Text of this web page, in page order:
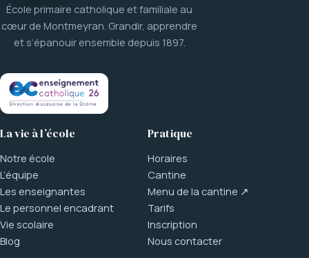
École primaire catholique et familiale au
cœur de Montmeyran. Grandir, apprendre
et s’épanouir ensemble depuis 1897.
La vie à l’école
Notre école
L’équipe
Les enseignantes
Le personnel encadrant
Vie scolaire
Blog
Pratique
Horaires
Cantine
Menu de la cantine ↗
Tarifs
Inscription
Nous contacter